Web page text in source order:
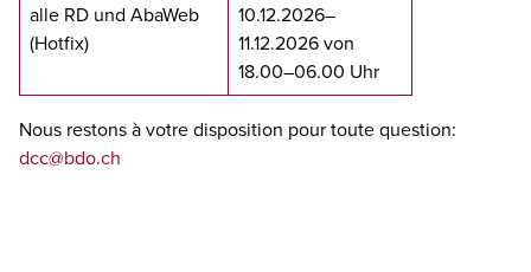
alle RD und AbaWeb
(Hotfix)
10.12.2026–
11.12.2026 von
18.00–06.00 Uhr
Nous restons à votre disposition pour toute question:
dcc@bdo.ch